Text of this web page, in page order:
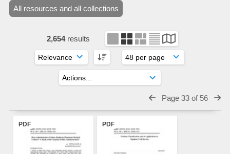
All resources and all collections
2,654 results
Page 33 of 56
PDF PDF